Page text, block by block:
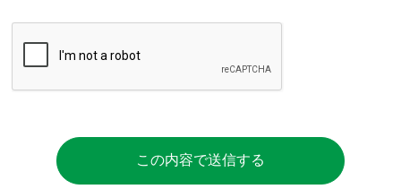
この内容で送信する